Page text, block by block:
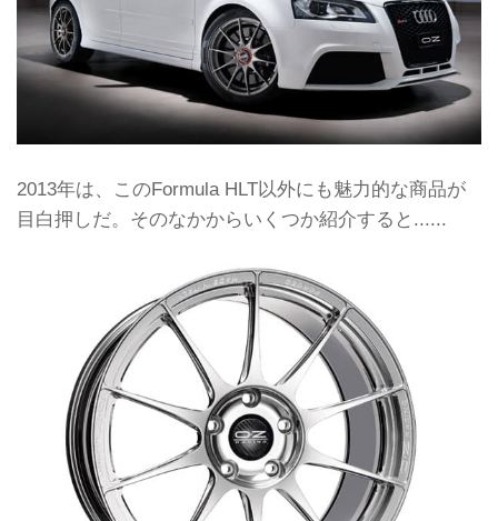
2013年は、このFormula HLT以外にも魅力的な商品が
目白押しだ。そのなかからいくつか紹介すると......